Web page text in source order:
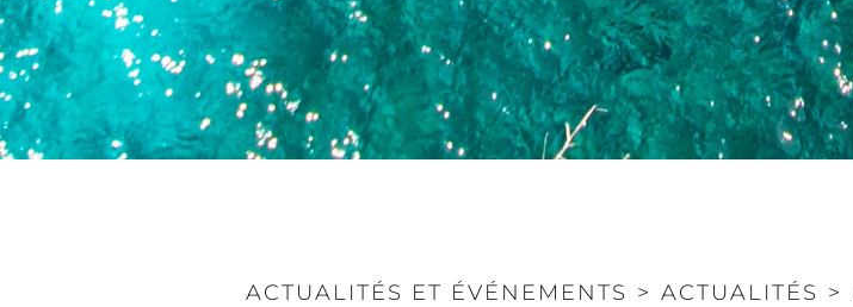
ACTUALITÉS ET ÉVÉNEMENTS > ACTUALITÉS >